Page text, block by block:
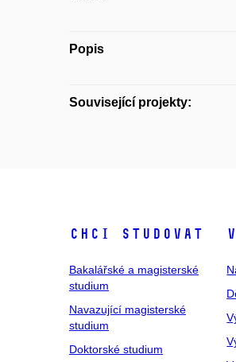
Popis
Související projekty:
Chci studovat
Bakalářské a magisterské
studium
Navazující magisterské
studium
Doktorské studium